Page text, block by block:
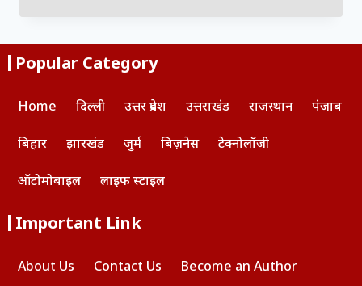
Popular Category
Home दिल्ली उत्तर प्रदेश उत्तराखंड राजस्थान पंजाब
बिहार झारखंड जुर्म बिज़नेस टेक्नोलॉजी
ऑटोमोबाइल लाइफ स्टाइल
Important Link
About Us Contact Us Become an Author